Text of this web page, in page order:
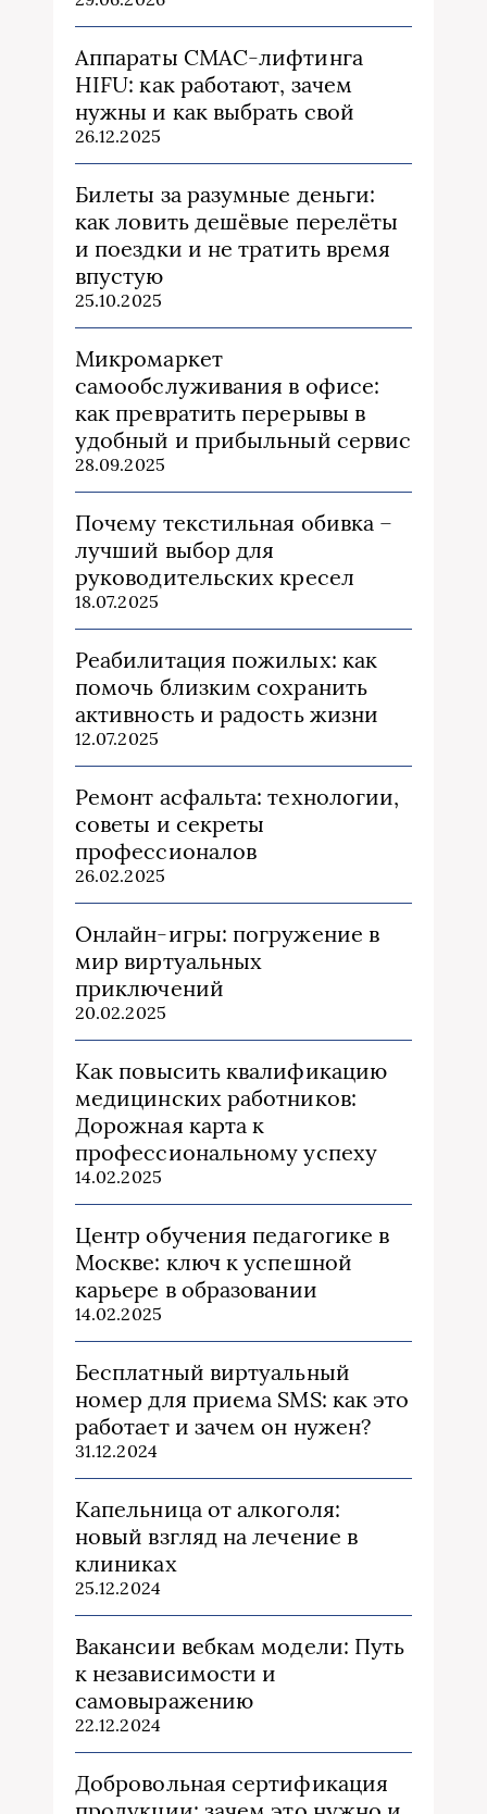
Аппараты СМАС-лифтинга
HIFU: как работают, зачем
нужны и как выбрать свой
26.12.2025
Билеты за разумные деньги:
как ловить дешёвые перелёты
и поездки и не тратить время
впустую
25.10.2025
Микромаркет
самообслуживания в офисе:
как превратить перерывы в
удобный и прибыльный сервис
28.09.2025
Почему текстильная обивка –
лучший выбор для
руководительских кресел
18.07.2025
Реабилитация пожилых: как
помочь близким сохранить
активность и радость жизни
12.07.2025
Ремонт асфальта: технологии,
советы и секреты
профессионалов
26.02.2025
Онлайн-игры: погружение в
мир виртуальных
приключений
20.02.2025
Как повысить квалификацию
медицинских работников:
Дорожная карта к
профессиональному успеху
14.02.2025
Центр обучения педагогике в
Москве: ключ к успешной
карьере в образовании
14.02.2025
Бесплатный виртуальный
номер для приема SMS: как это
работает и зачем он нужен?
31.12.2024
Капельница от алкоголя:
новый взгляд на лечение в
клиниках
25.12.2024
Вакансии вебкам модели: Путь
к независимости и
самовыражению
22.12.2024
Добровольная сертификация